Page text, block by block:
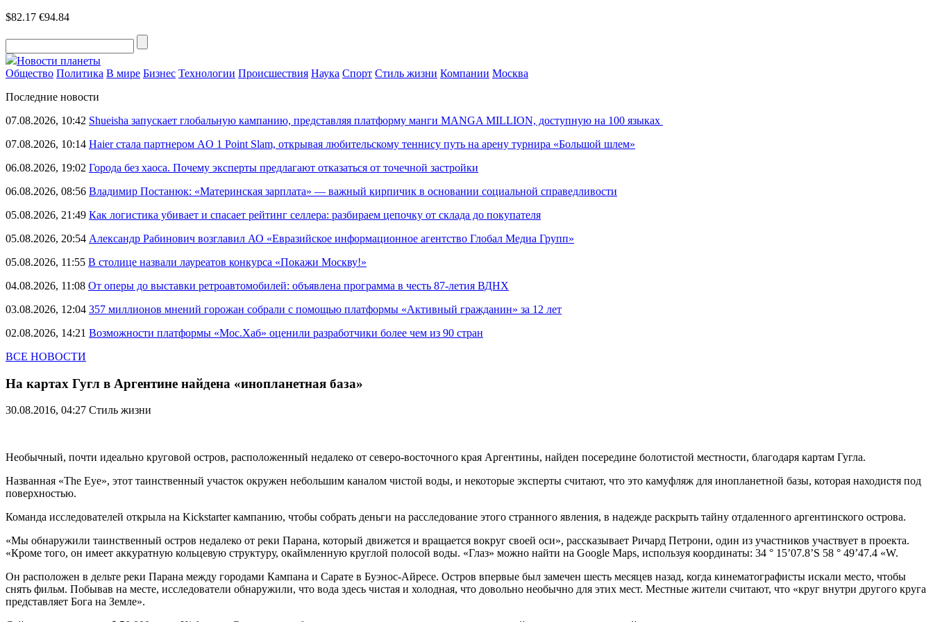
$82.17 €94.84
Новости планеты
Общество Политика В мире Бизнес Технологии Происшествия Наука Спорт Стиль жизни Компании Москва
Последние новости
07.08.2026, 10:42 Shueisha запускает глобальную кампанию, представляя платформу манги MANGA MILLION, доступную на 100 языках
07.08.2026, 10:14 Haier стала партнером AO 1 Point Slam, открывая любительскому теннису путь на арену турнира «Большой шлем»
06.08.2026, 19:02 Города без хаоса. Почему эксперты предлагают отказаться от точечной застройки
06.08.2026, 08:56 Владимир Постанюк: «Материнская зарплата» — важный кирпичик в основании социальной справедливости
05.08.2026, 21:49 Как логистика убивает и спасает рейтинг селлера: разбираем цепочку от склада до покупателя
05.08.2026, 20:54 Александр Рабинович возглавил АО «Евразийское информационное агентство Глобал Медиа Групп»
05.08.2026, 11:55 В столице назвали лауреатов конкурса «Покажи Москву!»
04.08.2026, 11:08 От оперы до выставки ретроавтомобилей: объявлена программа в честь 87-летия ВДНХ
03.08.2026, 12:04 357 миллионов мнений горожан собрали с помощью платформы «Активный гражданин» за 12 лет
02.08.2026, 14:21 Возможности платформы «Мос.Хаб» оценили разработчики более чем из 90 стран
ВСЕ НОВОСТИ
На картах Гугл в Аргентине найдена «инопланетная база»
30.08.2016, 04:27 Стиль жизни
Необычный, почти идеально круговой остров, расположенный недалеко от северо-восточного края Аргентины, найден посередине болотистой местности, благодаря картам Гугла.
Названная «The Eye», этот таинственный участок окружен небольшим каналом чистой воды, и некоторые эксперты считают, что это камуфляж для инопланетной базы, которая находистя под
поверхностью.
Команда исследователей открыла на Kickstarter кампанию, чтобы собрать деньги на расследование этого странного явления, в надежде раскрыть тайну отдаленного аргентинского острова.
«Мы обнаружили таинственный остров недалеко от реки Парана, который движется и вращается вокруг своей оси», рассказывает Ричард Петрони, один из участников участвует в проекта.
«Кроме того, он имеет аккуратную кольцевую структуру, окаймленную круглой полосой воды. «Глаз» можно найти на Google Maps, используя координаты: 34 ° 15’07.8’S 58 ° 49’47.4 «W.
Он расположен в дельте реки Парана между городами Кампана и Сарате в Буэнос-Айресе. Остров впервые был замечен шесть месяцев назад, когда кинематографисты искали место, чтобы
снять фильм. Побывав на месте, исследователи обнаружили, что вода здесь чистая и холодная, что довольно необычно для этих мест. Местные жители считают, что «круг внутри другого круга
представляет Бога на Земле».